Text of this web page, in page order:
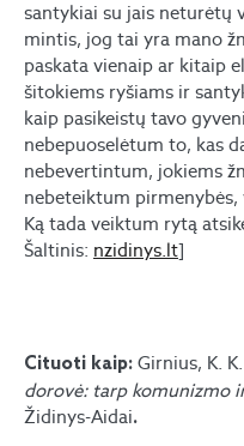
santykiai su jais neturėtų
mintis, jog tai yra mano
paskata vienaip ar kitaip
šitokiems ryšiams ir
kaip pasikeistų tavo
nebepuoselėtum to, kas
nebevertintum, jokiems
nebeteiktum
Ką tada veiktum rytą
Šaltinis: nzidinys.lt]
Cituoti kaip: Girnius, K.
dorovė: tarp komunizmo
Židinys-Aidai.